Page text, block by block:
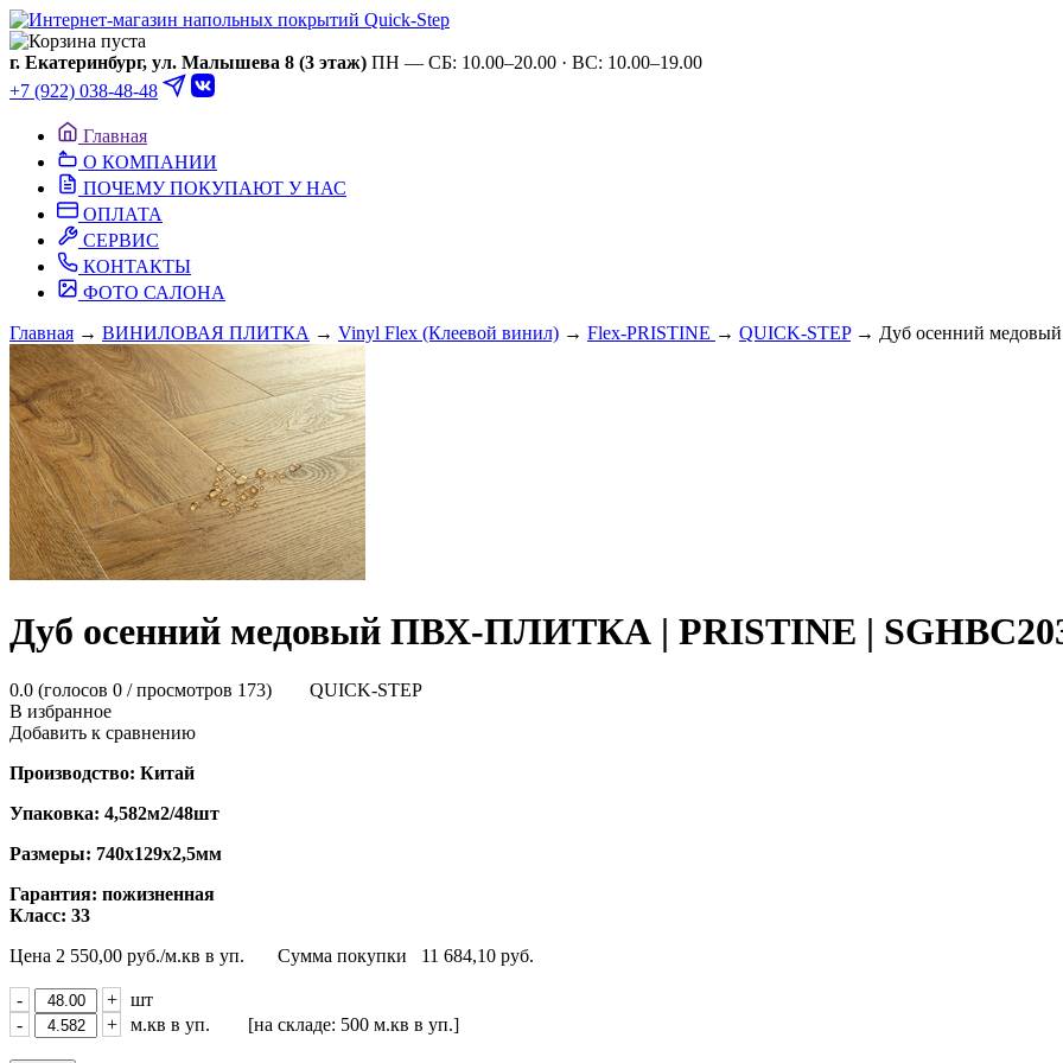
г. Екатеринбург, ул. Малышева 8 (3 этаж) ПН — СБ: 10.00–20.00 · ВС: 10.00–19.00
+7 (922) 038-48-48
Главная
О КОМПАНИИ
ПОЧЕМУ ПОКУПАЮТ У НАС
ОПЛАТА
СЕРВИС
КОНТАКТЫ
ФОТО САЛОНА
Главная → ВИНИЛОВАЯ ПЛИТКА → Vinyl Flex (Клеевой винил) → Flex-PRISTINE → QUICK-STEP→ Дуб оcенний
Дуб оcенний медовый ПВХ-ПЛИТКА | PRISTINE |
0.0 (голосов 0 / просмотров 173)
QUICK-STEP
В избранное
Добавить к сравнению
Производство: Китай
Упаковка: 4,582м2/48шт
Размеры: 740х129х2,5мм
Гарантия: пожизненная
Класс: 33
Цена 2 550,00 руб./м.кв в уп. Сумма покупки 11 684,10 руб.
- +
шт
-
+ м.кв в уп. [на складе: 500 м.кв в уп.]